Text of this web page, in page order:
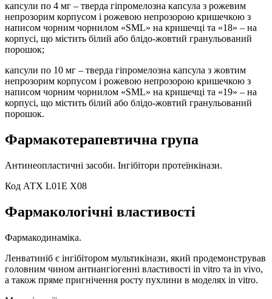
капсули по 4 мг – тверда гіпромелозна капсула з рожевим
непрозорим корпусом і рожевою непрозорою кришечкою з
написом чорним чорнилом «SML» на кришечці та «18» – на
корпусі, що містить білий або блідо-жовтий гранульований
порошок;
капсули по 10 мг – тверда гіпромелозна капсула з жовтим
непрозорим корпусом і рожевою непрозорою кришечкою з
написом чорним чорнилом «SML» на кришечці та «19» – на
корпусі, що містить білий або блідо-жовтий гранульований
порошок.
Фармакотерапевтична група
Антинеопластичні засоби. Інгібітори протеїнкінази.
Код АТХ L01E X08
Фармакологічні властивості
Фармакодинаміка.
Ленватиніб є інгібітором мультикінази, який продемонстрував
головним чином антиангіогенні властивості in vitro та in vivo,
а також пряме пригнічення росту пухлини в моделях in vitro.